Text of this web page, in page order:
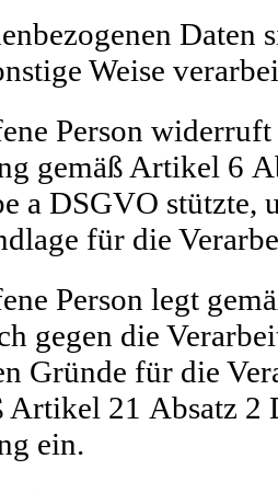
Weise
Person
gemäß Artikel 6
a DSGVO stützte,
für die
Person legt
gegen die
Gründe für die
Artikel 21 Absatz 2
ein.